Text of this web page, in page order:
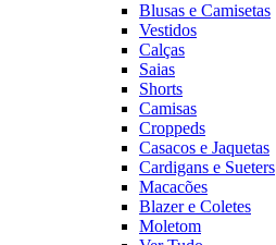
Blusas e Camisetas
Vestidos
Calças
Saias
Shorts
Camisas
Croppeds
Casacos e Jaquetas
Cardigans e Sueters
Macacões
Blazer e Coletes
Moletom